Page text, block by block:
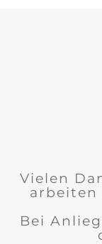
Vielen
arbeiten
Bei